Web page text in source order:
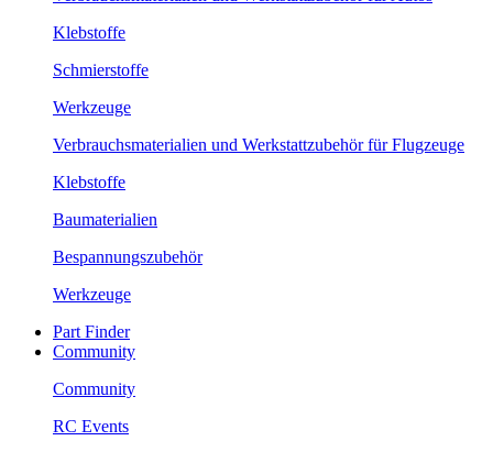
Klebstoffe
Schmierstoffe
Werkzeuge
Verbrauchsmaterialien und Werkstattzubehör für Flugzeuge
Klebstoffe
Baumaterialien
Bespannungszubehör
Werkzeuge
Part Finder
Community
Community
RC Events